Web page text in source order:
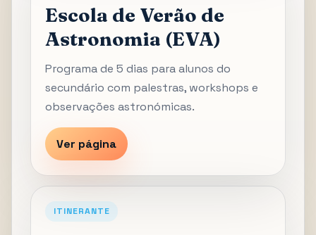
Escola de Verão de
Astronomia (EVA)
Programa de 5 dias para alunos do
secundário com palestras, workshops e
observações astronómicas.
Ver página
ITINERANTE